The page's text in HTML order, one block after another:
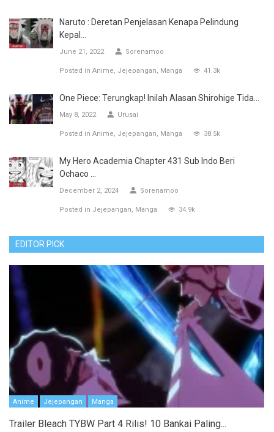
Naruto : Deretan Penjelasan Kenapa Pelindung
Kepal...
June 21, 2022 Sorenamoo
Posted in Anime Jejepangan Manga 41.3k
One Piece: Terungkap! Inilah Alasan Shirohige Tida...
May 8, 2022 Urusai
Posted in Anime Jejepangan Manga 38.5k
My Hero Academia Chapter 431 Sub Indo Beri
Ochaco ...
December 2, 2024 Sorenamoo
Posted in Jejepangan Manga 34.9k
EDITOR PICK
Anime Jejepangan Manga
Trailer Bleach TYBW Part 4 Rilis! 10 Bankai Paling...